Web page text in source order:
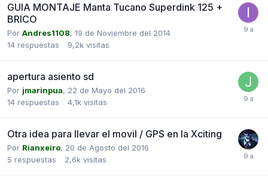
GUIA MONTAJE Manta Tucano Superdink 125 +
BRICO
Por Andres1108, 19 de Noviembre del 2014
14 respuestas 9,2k visitas
apertura asiento sd
Por jmarinpua, 22 de Mayo del 2016
14 respuestas 4,1k visitas
Otra idea para llevar el movil / GPS en la Xciting
Por Rianxeiro, 20 de Agosto del 2016
5 respuestas 2,6k visitas